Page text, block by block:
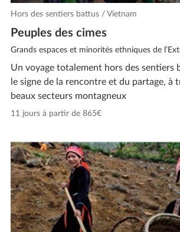
Hors des sentiers battus / Vietnam
Peuples des cimes
Grands espaces et minorités ethniques de
Un voyage totalement hors des sentiers
le signe de la rencontre et du partage, à
beaux secteurs montagneux
11 jours à partir de 865€